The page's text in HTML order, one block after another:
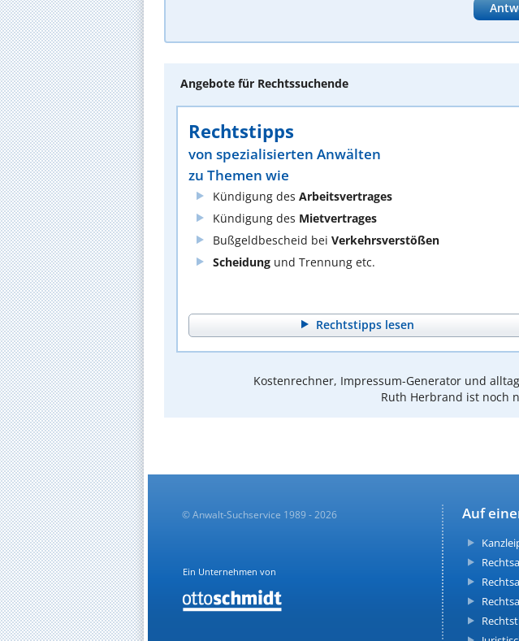
Angebote für Rechtssuchende
Rechtstipps
von spezialisierten Anwälten
zu Themen wie
Kündigung des Arbeitsvertrages
Kündigung des Mietvertrages
Bußgeldbescheid bei Verkehrsverstößen
Scheidung und Trennung etc.
Rechtstipps lesen
Kostenrechner, Impressum-Generator und
Ruth Herbrand ist noch
Auf
© Anwalt-Suchservice 1989 - 2026
Ein Unternehmen von